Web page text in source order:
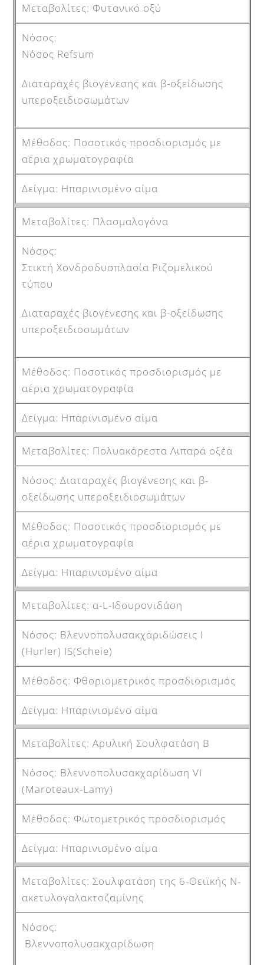
Φυτανικό οξύ
Νόσος Refsum
Διαταραχές βιογένεσης και β-οξείδωσης
υπεροξειδιοσωμάτων
Ποσοτικός προσδιορισμός με
αέρια χρωματογραφία
Ηπαρινισμένο αίμα
Πλασμαλογόνα
Στικτή Χονδροδυσπλασία Ριζομελικού
τύπου
Διαταραχές βιογένεσης και β-οξείδωσης
υπεροξειδιοσωμάτων
Ποσοτικός προσδιορισμός με
αέρια χρωματογραφία
Ηπαρινισμένο αίμα
Πολυακόρεστα Λιπαρά οξέα
Διαταραχές βιογένεσης και β-
οξείδωσης υπεροξειδιοσωμάτων
Ποσοτικός προσδιορισμός με
αέρια χρωματογραφία
Ηπαρινισμένο αίμα
α-L-Ιδουρονιδάση
Βλεννοπολυσακχαριδώσεις Ι
(Hurler) IS(Scheie)
Φθοριομετρικός προσδιορισμός
Ηπαρινισμένο αίμα
Αρυλική Σουλφατάση Β
Βλεννοπολυσακχαρίδωση VI
(Μaroteaux-Lamy)
Φωτομετρικός προσδιορισμός
Ηπαρινισμένο αίμα
Σουλφατάση της 6-Θειϊκής Ν-
ακετυλογαλακτοζαμίνης
Βλεννοπολυσακχαρίδωση